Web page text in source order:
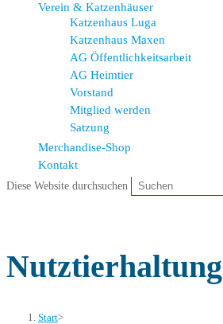
Verein & Katzenhäuser
Katzenhaus Luga
Katzenhaus Maxen
AG Öffentlichkeitsarbeit
AG Heimtier
Vorstand
Mitglied werden
Satzung
Merchandise-Shop
Kontakt
Diese Website durchsuchen
Nutztierhaltung
Start>